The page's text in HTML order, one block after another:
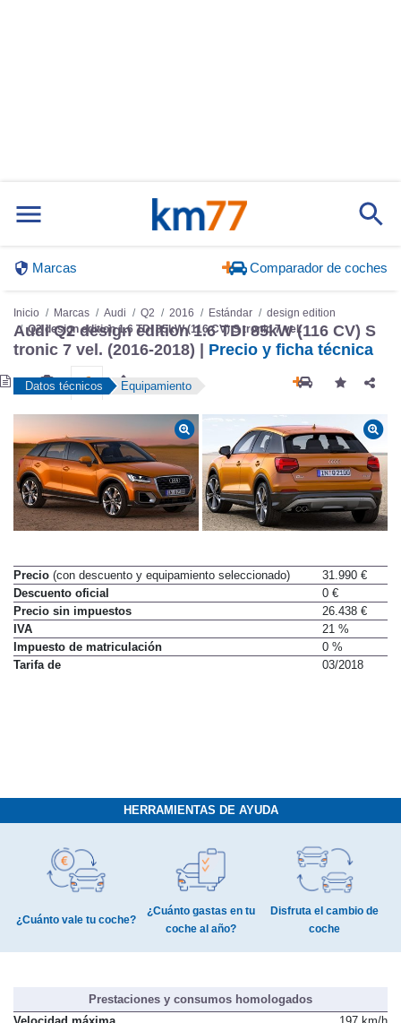
Audi Q2 design edition 1.6 TDI 85kW (116 CV) S
tronic 7 vel. (2016-2018) |
Precio y ficha técnica
Precio(con descuento y equipamiento seleccionado)
31.990 €
Descuento oficial
0 €
Precio sin impuestos
26.438 €
IVA
21 %
Impuesto de matriculación
0 %
HERRAMIENTAS DE AYUDA
¿Cuánto gastas en tu
Disfruta el cambio de
Prestaciones y consumos homologados